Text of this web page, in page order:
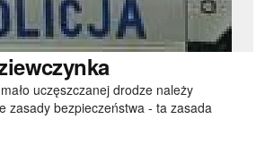
uczęszczanej drodze należy
zasady bezpieczeństwa - ta zasada